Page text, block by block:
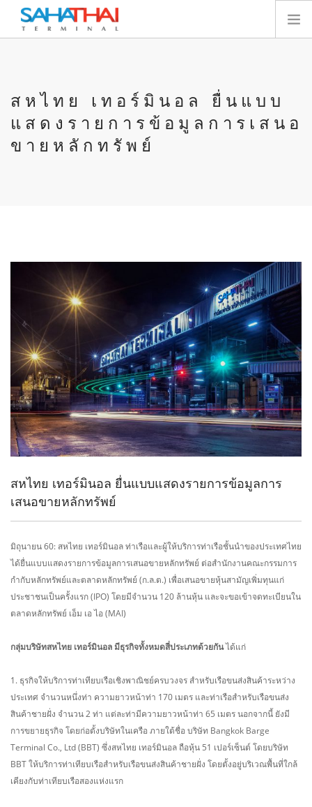
เทอร์มินัล
บริการ
ทรัพยากร
สหไทย เทอร์มินอล ยื่นแบบ
แสดงรายการข้อมูลการเสนอ
ขายหลักทรัพย์
สหไทย เทอร์มินอล ยื่นแบบแสดงรายการข้อมูลการ
เสนอขายหลักทรัพย์
มิถุนายน 60: สหไทย เทอร์มินอล ท่าเรือและผู้ให้บริการท่าเรือชั้นนำของประเทศไทย
ได้ยื่นแบบแสดงรายการข้อมูลการเสนอขายหลักทรัพย์ ต่อสำนักงานคณะกรรมการ
กำกับหลักทรัพย์และตลาดหลักทรัพย์ (ก.ล.ต.) เพื่อเสนอขายหุ้นสามัญเพิ่มทุนแก่
ประชาชนเป็นครั้งแรก (IPO) โดยมีจำนวน 120 ล้านหุ้น และจะขอเข้าจดทะเบียนใน
ตลาดหลักทรัพย์ เอ็ม เอ ไอ (MAI)
กลุ่มบริษัทสหไทย เทอร์มินอล มีธุรกิจทั้งหมดสี่ประเภทด้วยกันได้แก่
1. ธุรกิจให้บริการท่าเทียบเรือเชิงพาณิชย์ครบวงจร สำหรับเรือขนส่งสินค้าระหว่าง
ประเทศ จำนวนหนึ่งท่า ความยาวหน้าท่า 170 เมตร และท่าเรือสำหรับเรือขนส่ง
สินค้าชายฝั่ง จำนวน 2 ท่า แต่ละท่ามีความยาวหน้าท่า 65 เมตร นอกจากนี้ ยังมี
การขยายธุรกิจ โดยก่อตั้งบริษัทในเครือ ภายใต้ชื่อ บริษัท Bangkok Barge
Terminal Co., Ltd (BBT) ซึ่งสหไทย เทอร์มินอล ถือหุ้น 51 เปอร์เซ็นต์ โดยบริษัท
BBT ให้บริการท่าเทียบเรือสำหรับเรือขนส่งสินค้าชายฝั่ง โดยตั้งอยู่บริเวณพื้นที่ใกล้
เคียงกับท่าเทียบเรือสองแห่งแรก